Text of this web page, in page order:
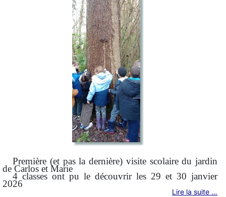
Première (et pas la dernière) visite scolaire du jardin
de Carlos et Marie
4 classes ont pu le découvrir les 29 et 30 janvier
2026
Lire la suite …